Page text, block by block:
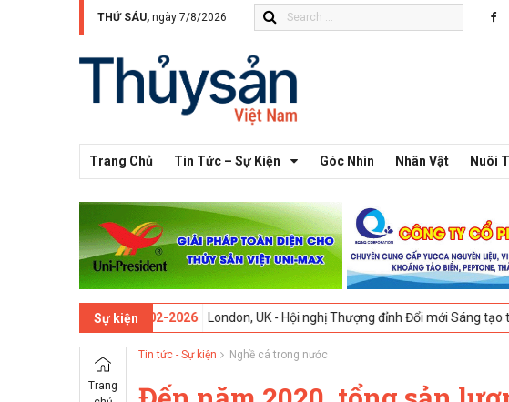
THỨ SÁU, ngày 7/8/2026
Trang Chủ Tin Tức – Sự Kiện Góc Nhìn Nhân Vật Nuôi
Sự kiện
09-02-2026 London, UK - Hội nghị Thượng đỉnh Đổi mới Sáng tạo trong
Trang
Tin tức - Sự kiện Nghề cá trong nước